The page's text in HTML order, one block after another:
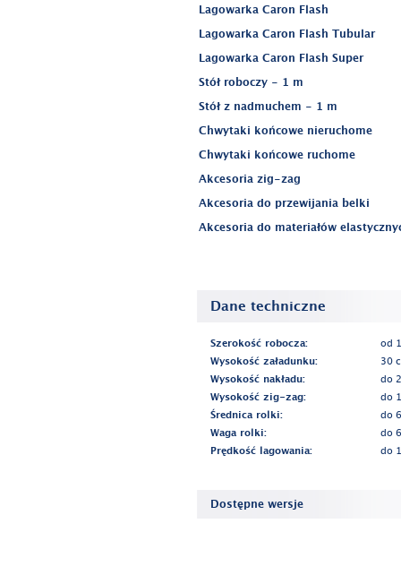
Lagowarka Caron Flash
Lagowarka Caron Flash Tubular
Lagowarka Caron Flash Super
Stół roboczy - 1 m
Stół z nadmuchem - 1 m
Chwytaki końcowe nieruchome
Chwytaki końcowe ruchome
Akcesoria zig-zag
Akcesoria do przewijania belki
Akcesoria do materiałów
Dane techniczne
Szerokość robocza:
od
Wysokość załadunku:
30
Wysokość nakładu:
do
Wysokość zig-zag:
do
Średnica rolki:
do
Waga rolki:
do
Prędkość lagowania:
do
Dostępne wersje